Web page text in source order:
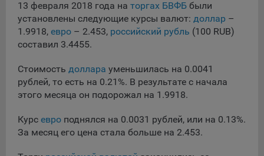
устройства) пользователя сайта Общества, указанных в
пункте 3 Политики, при их посещении для отражения
действий, совершенных пользователем. Эти файлы
позволяют не вводить заново или выбирать те же
сайта, например, выбор языковой версии.
Целями обработки файлов cookie являются:
идентификации субъектов персональных данных.
стороны (устанавливаемые сайтами, которые посещает
13 февраля 2018 года на торгах БВФБ были
установлены следующие курсы валют: доллар –
1.9918, евро – 2.453, российский рубль (100 RUB)
составил 3.4455.
Стоимость доллара уменьшилась на 0.0041
рублей, то есть на 0.21%. В результате с начала
этого месяца он подорожал на 1.9918.
Курс евро поднялся на 0.0031 рублей, или на 0.13%.
За месяц его цена стала больше на 2.453.